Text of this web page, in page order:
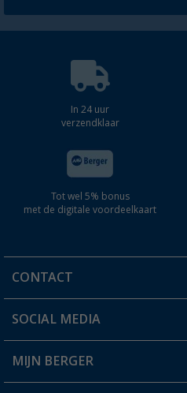
In 24 uur
verzendklaar
Tot wel 5% bonus
met de digitale voordeelkaart
CONTACT
Een vraag?
Winkel vinden
SOCIAL MEDIA
MIJN BERGER